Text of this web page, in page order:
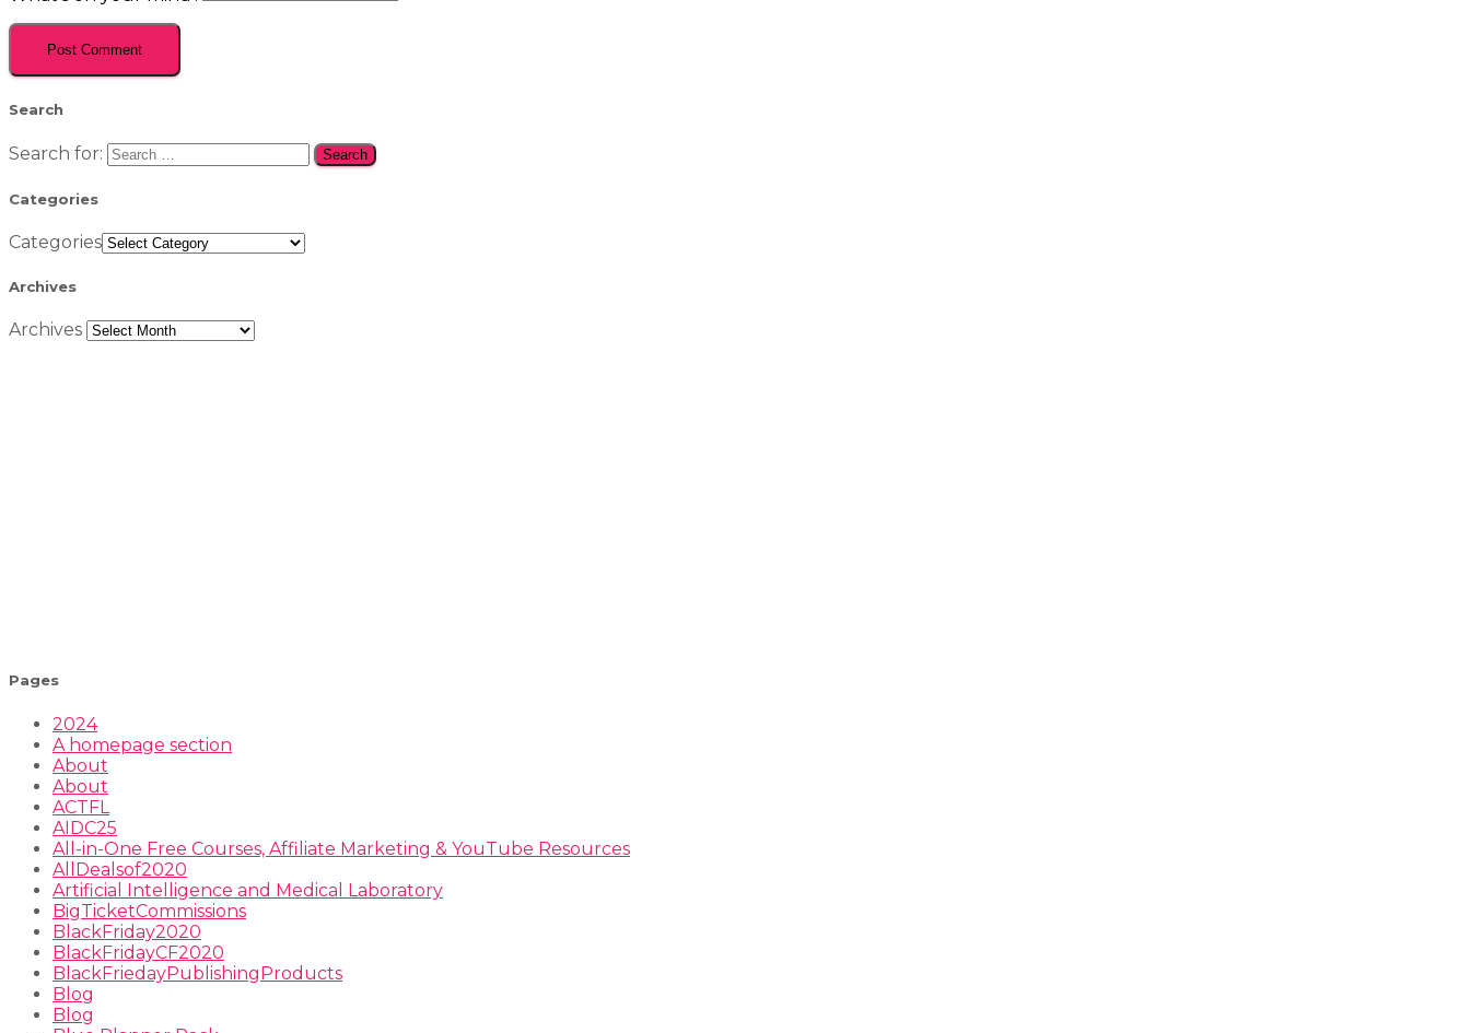
Search
Search for:
Categories
Categories
Archives
Archives
Pages
2024
A homepage section
About
About
ACTFL
AIDC25
All-in-One Free Courses, Affiliate Marketing & YouTube Resources
AllDealsof2020
Artificial Intelligence and Medical Laboratory
BigTicketCommissions
BlackFriday2020
BlackFridayCF2020
BlackFriedayPublishingProducts
Blog
Blog